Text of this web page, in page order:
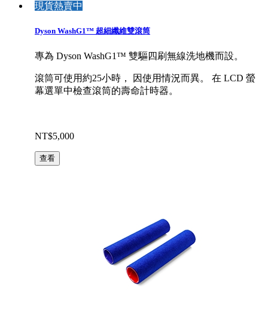
現貨熱賣中
Dyson WashG1™ 超細纖維雙滾筒
專為 Dyson WashG1™ 雙驅四刷無線洗地機而設。
滾筒可使用約25小時， 因使用情況而異。 在 LCD 螢
幕選單中檢查滾筒的壽命計時器。
NT$5,000
查看